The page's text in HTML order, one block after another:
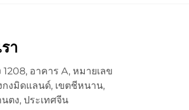
า
อาคาร A, หมายเลข
กงมิดแลนด์, เขตชีหนาน,
นตง, ประเทศจีน